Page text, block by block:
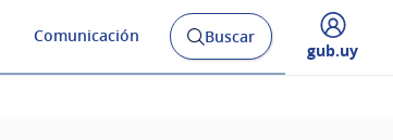
Comunicación
Abrir
buscador
Buscar
Desplegar
gub.uy